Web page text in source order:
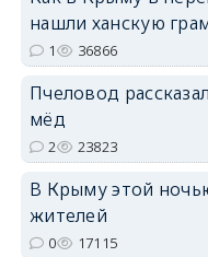
нашли ханскую
1 36866
Пчеловод
мёд
2 23823
В Крыму этой
жителей
0 17115